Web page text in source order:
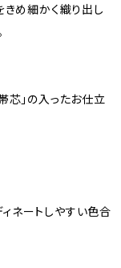
きめ細かく織り出し
芯」の入ったお仕立
ネートしやすい色合